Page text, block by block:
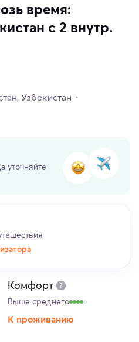
время:
с 2 внутр.
Узбекистан
уточняйте
Комфорт
Выше среднего
К проживанию